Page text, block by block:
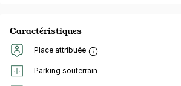
Caractéristiques
Place attribuée
Parking souterrain